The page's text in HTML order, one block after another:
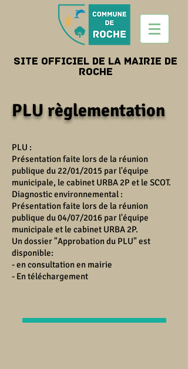
Site officiel de la mairie de
roche
PLUrèglementation
PLU :
Présentation faite lors de la réunion
publique du 22/01/2015 par l'équipe
municipale, le cabinet URBA 2P et le SCOT.
Diagnostic environnemental :
Présentation faite lors de la réunion
publique du 04/07/2016 par l'équipe
municipale et le cabinet URBA 2P.
Un dossier "Approbation du PLU" est
disponible:
- en consultation en mairie
- En téléchargement